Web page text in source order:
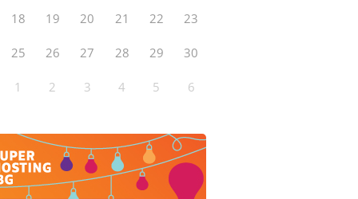
18 19 20 21 22 23
25 26 27 28 29 30
1 2 3 4 5 6